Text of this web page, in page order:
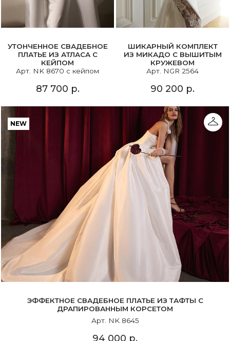
УТОНЧЕННОЕ СВАДЕБНОЕ
ПЛАТЬЕ ИЗ АТЛАСА С
КЕЙПОМ
Арт. NK 8670 с кейпом
87 700 р.
ШИКАРНЫЙ КОМПЛЕКТ
ИЗ МИКАДО С ВЫШИТЫМ
КРУЖЕВОМ
Арт. NGR 2564
90 200 р.
NEW
ЭФФЕКТНОЕ СВАДЕБНОЕ ПЛАТЬЕ ИЗ ТАФТЫ С
ДРАПИРОВАННЫМ КОРСЕТОМ
Арт. NK 8645
94 000 р.